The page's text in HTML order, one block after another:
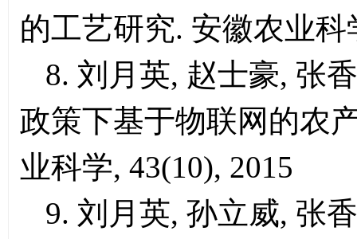
的工艺研究. 安徽农业科
8. 刘月英, 赵士豪, 张
政策下基于物联网的农
业科学, 43(10), 2015
9. 刘月英, 孙立威, 张